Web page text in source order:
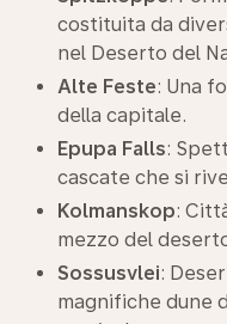
costituita da
nel Deserto del
Alte Feste: Una
della capitale.
Epupa Falls:
cascate che si
Kolmanskop:
mezzo del
Sossusvlei:
magnifiche dune